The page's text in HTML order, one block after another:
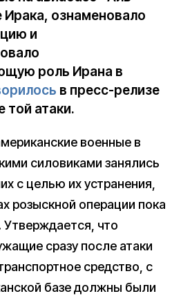
Ирака, ознаменовало
и
роль Ирана в
в пресс-релизе
той атаки.
военные в
силовиками занялись
с целью их устранения,
розыскной операции пока
что
сразу после атаки
средство, с
базе должны были